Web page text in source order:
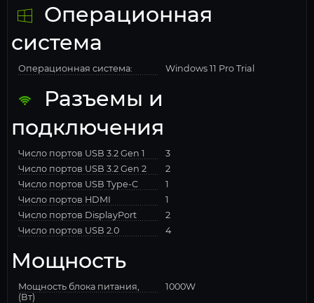
Операционная
система
Операционная система: Windows 11 Pro Trial
Разъемы и
подключения
Число портов USB 3.2 Gen 1
3
Число портов USB 3.2 Gen 2
2
Число портов USB Type-C
1
Число портов HDMI
1
Число портов DisplayPort
2
Число портов USB 2.0
4
Мощность
Мощность блока питания,
(Вт)
1000W